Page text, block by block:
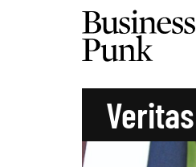
Veritas